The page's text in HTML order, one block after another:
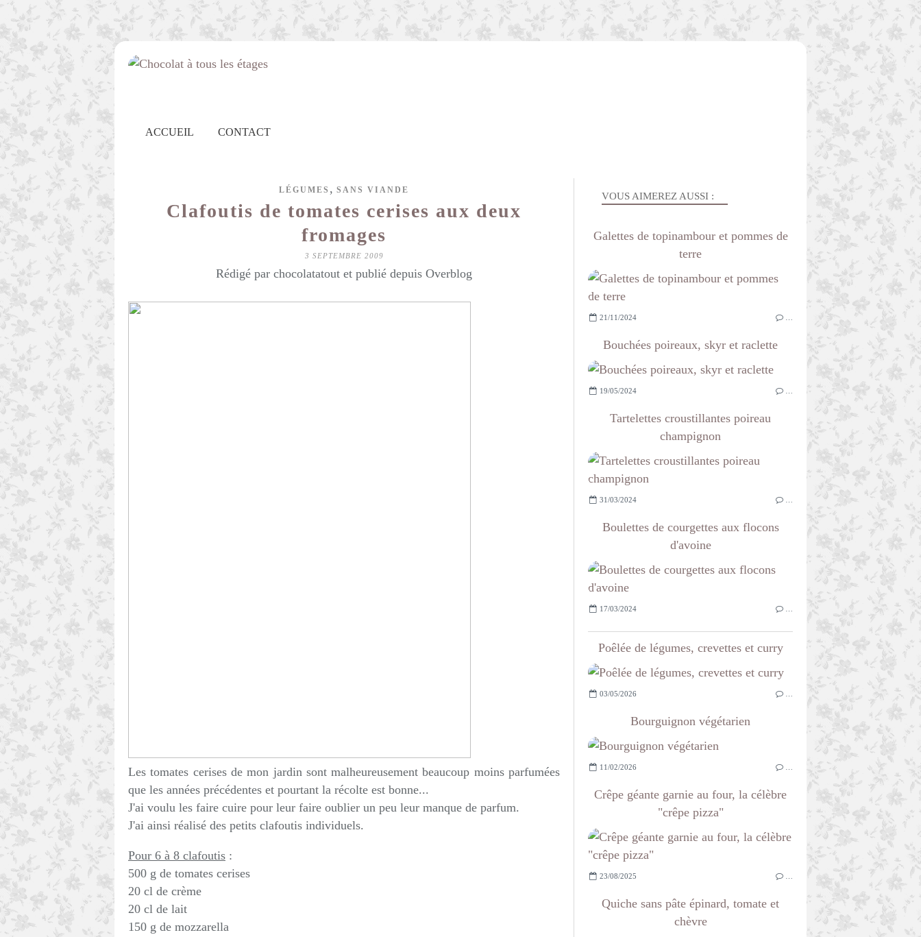
ACCUEIL CONTACT
LÉGUMES , SANS VIANDE
Clafoutis de tomates cerises aux deux
fromages
3 SEPTEMBRE 2009
Rédigé par chocolatatout et publié depuis Overblog
Les tomates cerises de mon jardin sont malheureusement beaucoup moins parfumées
que les années précédentes et pourtant la récolte est bonne...
J'ai voulu les faire cuire pour leur faire oublier un peu leur manque de parfum.
J'ai ainsi réalisé des petits clafoutis individuels.
Pour 6 à 8 clafoutis :
500 g de tomates cerises
20 cl de crème
20 cl de lait
150 g de mozzarella
VOUS AIMEREZ AUSSI :
Galettes de topinambour et pommes de
terre
21/11/2024
Bouchées poireaux, skyr et raclette
19/05/2024
Tartelettes croustillantes poireau
champignon
31/03/2024
Boulettes de courgettes aux flocons
d'avoine
17/03/2024
Poêlée de légumes, crevettes et curry
03/05/2026
Bourguignon végétarien
11/02/2026
Crêpe géante garnie au four, la célèbre
"crêpe pizza"
23/08/2025
Quiche sans pâte épinard, tomate et
chèvre